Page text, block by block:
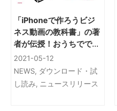
「iPhoneで作ろうビジ
ネス動画の教科書」の著
者が伝授！おうちででき
るスマホ動画の作り方
「すぐ発信テクニッ
ク！」（後）
2021-05-12
NEWS, ダウンロード・試
し読み, ニュースリリース